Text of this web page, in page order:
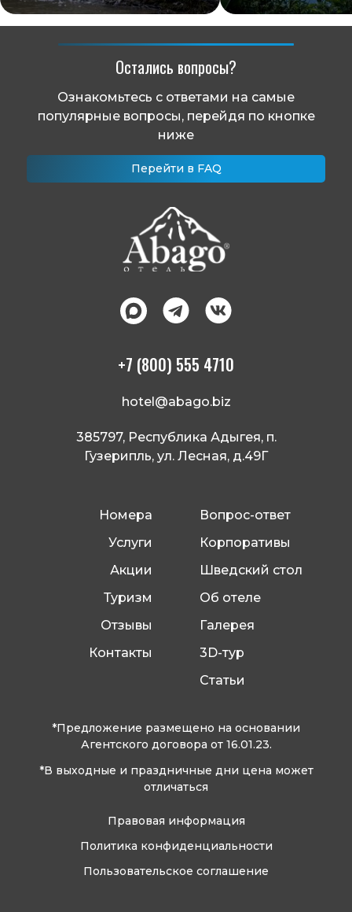
Остались вопросы?
Перейти в FAQ
Ознакомьтесь с ответами на самые
популярные вопросы, перейдя по кнопке
ниже
+7 (800) 555 4710
hotel@abago.biz
385797, Республика Адыгея, п.
Гузерипль, ул. Лесная, д.49Г
*Предложение размещено на основании
Агентского договора от 16.01.23.
*В выходные и праздничные дни цена может
отличаться
Правовая информация
Пользовательское соглашение
Политика конфиденциальности
Номера
Услуги
Акции
Туризм
Контакты
Отзывы
Шведский стол
Корпоративы
Вопрос-ответ
Галерея
3D-тур
Статьи
Об отеле